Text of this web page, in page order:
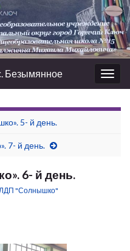
Вкл/
выкл
Безымянное
5- й день.
7- й день.
6- й день.
"Солнышко"